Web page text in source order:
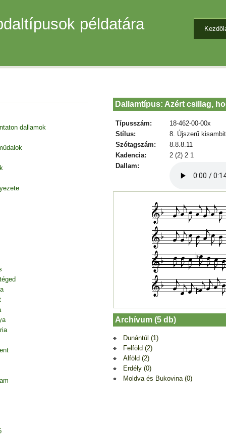
példatára
dallamok
Dallamtípus: Azért csillag,
Típusszám:
18-462-00-00x
Stílus:
8. Újszerű
Szótagszám:
8.8.8.11
Kadencia:
2 (2) 2 1
Dallam:
Archívum (5 db)
Dunántúl (1)
Felföld (2)
Alföld (2)
Erdély (0)
Moldva és Bukovina (0)